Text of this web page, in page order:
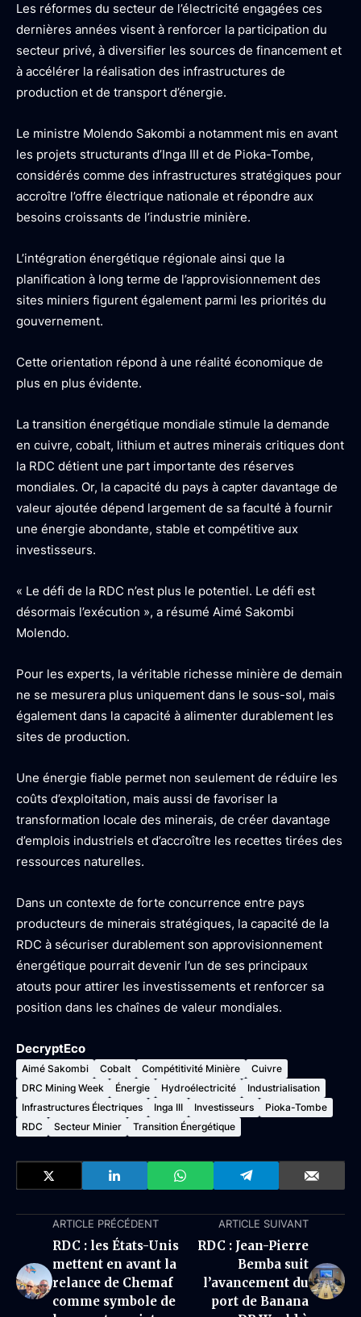
Les réformes du secteur de l’électricité engagées ces
dernières années visent à renforcer la participation du
secteur privé, à diversifier les sources de financement et
à accélérer la réalisation des infrastructures de
production et de transport d’énergie.
Le ministre Molendo Sakombi a notamment mis en avant
les projets structurants d’Inga III et de Pioka-Tombe,
considérés comme des infrastructures stratégiques pour
accroître l’offre électrique nationale et répondre aux
besoins croissants de l’industrie minière.
L’intégration énergétique régionale ainsi que la
planification à long terme de l’approvisionnement des
sites miniers figurent également parmi les priorités du
gouvernement.
Cette orientation répond à une réalité économique de
plus en plus évidente.
La transition énergétique mondiale stimule la demande
en cuivre, cobalt, lithium et autres minerais critiques dont
la RDC détient une part importante des réserves
mondiales. Or, la capacité du pays à capter davantage de
valeur ajoutée dépend largement de sa faculté à fournir
une énergie abondante, stable et compétitive aux
investisseurs.
« Le défi de la RDC n’est plus le potentiel. Le défi est
désormais l’exécution », a résumé Aimé Sakombi
Molendo.
Pour les experts, la véritable richesse minière de demain
ne se mesurera plus uniquement dans le sous-sol, mais
également dans la capacité à alimenter durablement les
sites de production.
Une énergie fiable permet non seulement de réduire les
coûts d’exploitation, mais aussi de favoriser la
transformation locale des minerais, de créer davantage
d’emplois industriels et d’accroître les recettes tirées des
ressources naturelles.
Dans un contexte de forte concurrence entre pays
producteurs de minerais stratégiques, la capacité de la
RDC à sécuriser durablement son approvisionnement
énergétique pourrait devenir l’un de ses principaux
atouts pour attirer les investissements et renforcer sa
position dans les chaînes de valeur mondiales.
DecryptEco
Aimé Sakombi Cobalt Compétitivité Minière
Cuivre
DRC Mining Week
Énergie Hydroélectricité
Industrialisation
Infrastructures Électriques
Inga III Investisseurs
Pioka-Tombe
RDC
Secteur Minier Transition Énergétique
ARTICLE PRÉCÉDENT
RDC : les États-Unis
mettent en avant la
relance de Chemaf
comme symbole de
ARTICLE SUIVANT
RDC : Jean-Pierre
Bemba suit
l’avancement du
port de Banana